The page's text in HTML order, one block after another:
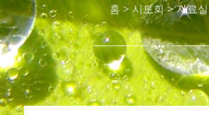
홈 > 시토회 > 자료실